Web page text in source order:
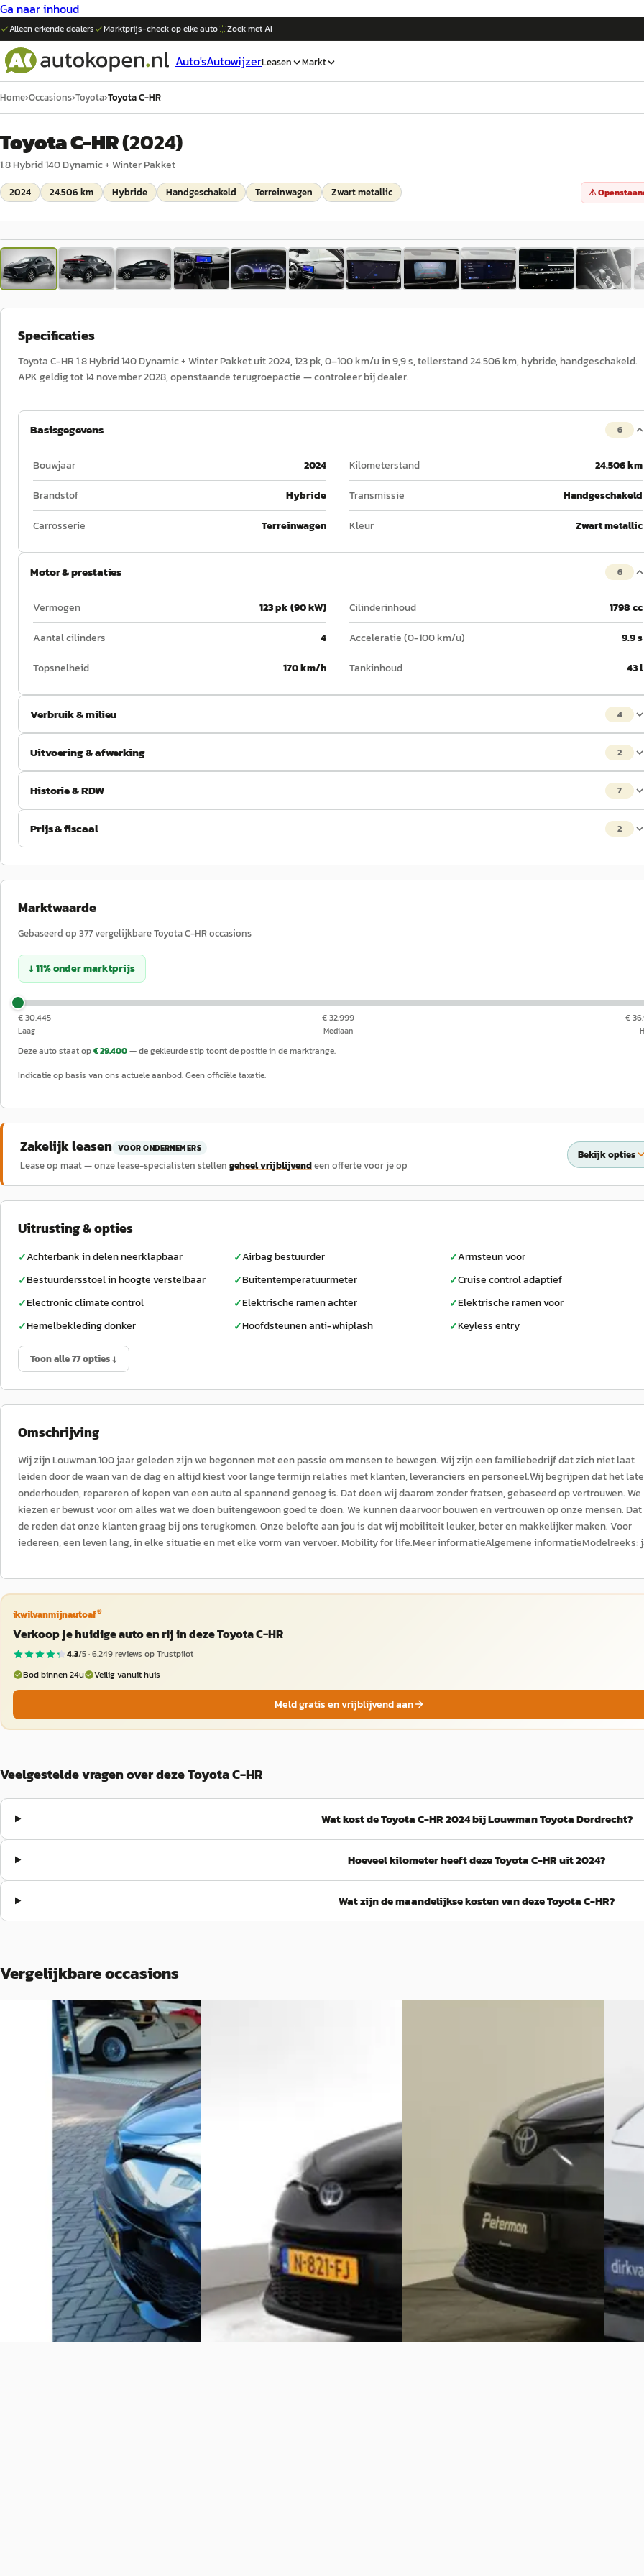
Ga naar inhoud
Alleen erkende dealers Marktprijs-check op elkeauto Zoek met AI
Auto'sAutowijzerLeasen Markt
Home›Occasions›Toyota›Toyota C-HR
Toyota C-HR(2024)
1.8 Hybrid 140 Dynamic + Winter Pakket
⚠
2024 24.506 km Hybride Handgeschakeld Terreinwagen Zwart metallic
Specificaties
Toyota C-HR 1.8 Hybrid 140 Dynamic + Winter Pakket uit 2024, 123 pk, 0–100 km/u in 9,9 s, tellerstand 24.506 km, hybride, handgeschakeld.
APK geldig tot 14 november 2028, openstaande terugroepactie — controleer bij dealer.
Basisgegevens 6
Bouwjaar 2024 Kilometerstand
24.506 km
Brandstof
Hybride Transmissie
Handgeschakeld
Carrosserie
Terreinwagen Kleur Zwart metallic
Motor & prestaties 6
Vermogen 123 pk (90 kW) Cilinderinhoud
1798 cc
Aantal cilinders
4 Acceleratie (0-100 km/u)
9.9 s
Topsnelheid
170 km/h Tankinhoud 43 l
Verbruik & milieu 4
Uitvoering & afwerking 2
Historie & RDW 7
Prijs & fiscaal 2
Marktwaarde
Gebaseerd op 377vergelijkbareToyotaC-HRoccasions
↓11%ondermarktprijs
€ 30.445
Laag
€ 32.999
Mediaan
€
Deze auto staat op€ 29.400— de gekleurde stip toont de positie in de marktrange.
Indicatie op basis van ons actuele aanbod. Geen officiële taxatie.
Zakelijk leasen VOOR ONDERNEMERS
Lease op maat — onze lease-specialisten stellen geheel vrijblijvendeen offerte voor je op
Bekijk opties
Uitrusting & opties
✓Achterbank in delen neerklapbaar ✓Airbag bestuurder ✓Armsteun voor
✓Bestuurdersstoel in hoogte verstelbaar ✓Buitentemperatuurmeter ✓Cruise control adaptief
✓Electronic climate control ✓Elektrische ramen achter ✓Elektrische ramen voor
✓Hemelbekleding donker ✓Hoofdsteunen anti-whiplash ✓Keyless entry
Toon alle 77 opties ↓
Omschrijving
Wij zijn Louwman.100 jaar geleden zijn we begonnen met een passie om mensen te bewegen. Wij zijn een familiebedrijf dat zich niet laat
leiden door de waan van de dag en altijd kiest voor lange termijn relaties met klanten, leveranciers en personeel.Wij begrijpen dat het
onderhouden, repareren of kopen van een auto al spannend genoeg is. Dat doen wij daarom zonder fratsen, gebaseerd op vertrouwen. We
kiezen er bewust voor om alles wat we doen buitengewoon goed te doen. We kunnen daarvoor bouwen en vertrouwen op onze mensen. Dat
de reden dat onze klanten graag bij ons terugkomen. Onze belofte aan jou is dat wij mobiliteit leuker, beter en makkelijker maken. Voor
iedereen, een leven lang, in elke situatie en met elke vorm van vervoer. Mobility for life.Meer informatieAlgemene informatieModelreeks:
ikwilvanmijnautoaf®
Verkoop je huidige auto en rij in deze Toyota C-HR
4,3/5 ·6.249reviews op Trustpilot
Bod binnen 24u
Veilig vanuit huis
Meld gratis en vrijblijvend aan
Veelgestelde vragen over deze Toyota C-HR
Wat kost de Toyota C-HR 2024 bij Louwman Toyota Dordrecht?
Hoeveel kilometer heeft deze Toyota C-HR uit 2024?
Wat zijn de maandelijkse kosten van deze Toyota C-HR?
Vergelijkbare occasions
Toyota C-HR·2023
2.0 Hybrid Gr-Sport
v.a. € 590/mnd
Marktconform
2023 · 49.622 km · Hybride · Automaat
Autobedrijf Lantinga V.O.F.· Uithuizen
Bekijk aanbieding →
2021 · 46.776 km · Hybride · Automaat
Autobedrijf Rudie Wetering· Lemele
Bekijk aanbieding →
Scherp geprijsd
2020 · 39.588 km · Hybride · Automaat
Peterman Oldenzaal· Oldenzaal
Gisteren geplaatst
Bekijk aanbieding →
v.a. €
2025 ·
Limmen
Bekijk
Vergelijk